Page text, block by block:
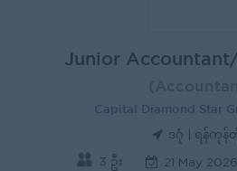
Junior
Capital Diamond Star
ဒဂုံ | ရန်ကုန်
3 ဦး 21 May 2026